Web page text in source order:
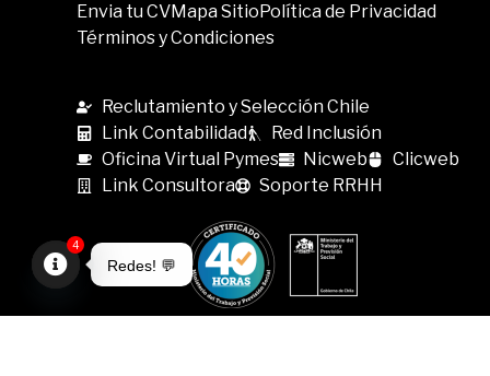
Envia tu CVMapa SitioPolítica de Privacidad
Términos y Condiciones
Reclutamiento y Selección Chile
Link Contabilidad
Red Inclusión
Oficina Virtual Pymes
Nicweb
Clicweb
Link Consultora
Soporte RRHH
Redes! 💬
4